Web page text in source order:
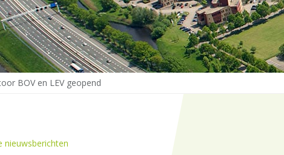
BOV en LEV geopend
nieuwsberichten